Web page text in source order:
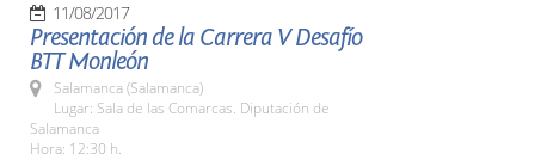
11/08/2017
Presentación de la Carrera V Desafío
BTT Monleón
Salamanca (Salamanca)
Lugar: Sala de las Comarcas. Diputación de
Salamanca
Hora: 12:30 h.